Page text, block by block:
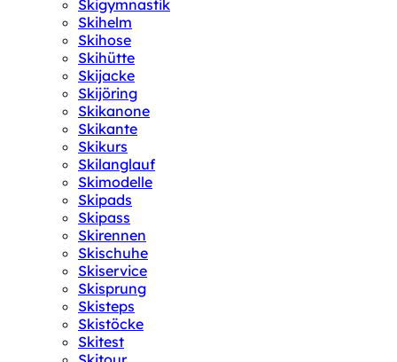
Skigymnastik
Skihelm
Skihose
Skihütte
Skijacke
Skijöring
Skikanone
Skikante
Skikurs
Skilanglauf
Skimodelle
Skipads
Skipass
Skirennen
Skischuhe
Skiservice
Skisprung
Skisteps
Skistöcke
Skitest